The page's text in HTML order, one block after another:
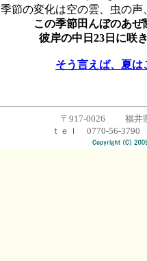
季節の変化は空の雲、虫の
この季節田んぼのあ
彼岸の中日23日に咲
そう言えば、夏
〒917-0026 福井
ｔｅｌ 0770-56-